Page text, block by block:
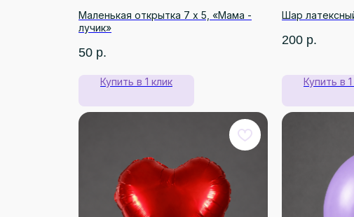
Маленькая открытка 7 х 5, «Мама -
лучик»
50 р.
Купить в 1 клик
Шар
200 р.
Купить в 1